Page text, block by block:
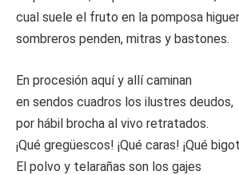
cual suele el fruto en la pomposa
sombreros penden, mitras y bastones.
En procesión aquí y allí caminan
en sendos cuadros los ilustres deudos,
por hábil brocha al vivo retratados.
¡Qué gregüescos! ¡Qué caras! ¡Qué
El polvo y telarañas son los gajes